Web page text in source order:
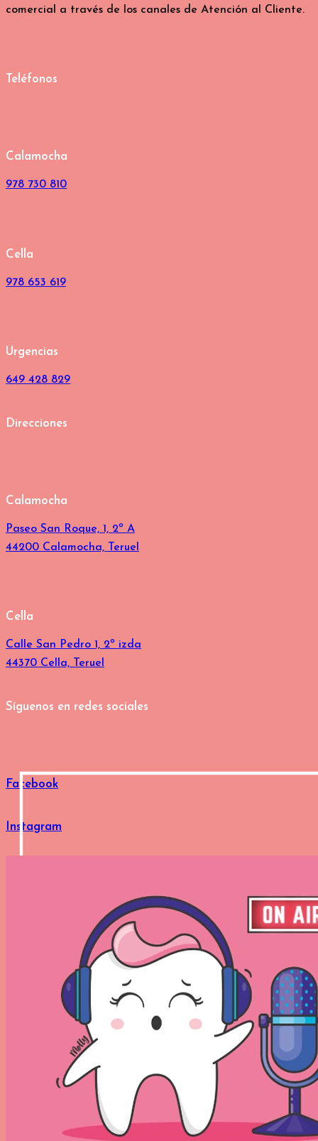
comercial a través de los canales de Atención al Cliente.
Teléfonos
Calamocha
978 730 810
Cella
978 653 619
Urgencias
649 428 829
Direcciones
Calamocha
Paseo San Roque, 1, 2º A
44200 Calamocha, Teruel
Cella
Calle San Pedro 1, 2º izda
44370 Cella, Teruel
Síguenos en redes sociales
Facebook
Instagram